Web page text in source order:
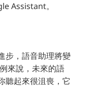
Assistant。
步，語音助理將變
來說，未來的語
聽起來很沮喪，它